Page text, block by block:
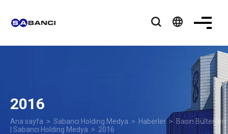
language
2016
Ana sayfa > Sabancı Holding Medya > Haberler> Basın Bültenleri
| Sabancı Holding Medya > 2016